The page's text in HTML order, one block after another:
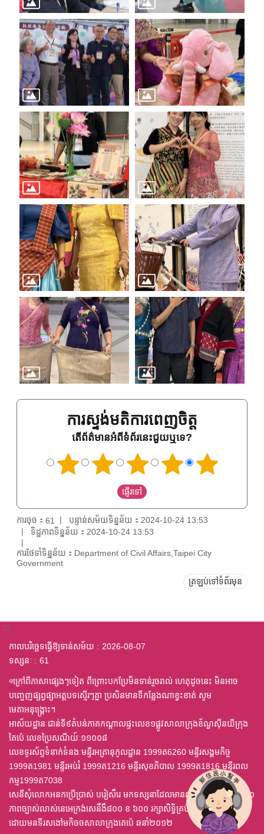
ការស្ទង់មតិការពេញចិត្ត
តើព័ត៌មានអំពីទំព័រនេះជួយឬទេ?
ការចុច： 61
បន្ទាន់សម័យទិន្នន័យ：2024-10-24 13:53
ទិដ្ឋភាពទិន្នន័យ：2024-10-24 13:53
ការថែទាំទិន្នន័យ：Department of Civil Affairs,Taipei City
Government
ត្រឡប់ទៅទំព័រមុន
:::
កាលបរិច្ឆេទធ្វើឱ្យទាន់សម័យ
2026-08-07
ទស្សនៈ
61
◎ក្រៅពីភាសាផ្សេងៗទៀត ពីព្រោះបកប្រែមិនទាន់រួចរាល់ ហេតុដូចនេះ មិនអាច
បញ្ចេញផ្សព្វផ្សាអត្តបទស្មើរៗគ្នា ប្រសិនមានទីកន្លែងណាខ្វះខាត់ សូម
មេតាអនុង្គ្រោះ។
អាស័យដ្ឋានៈជាន់ទី៩តំបន់ភាគកណ្តាលផ្ទះលេខ១ផ្លូវសាលាក្រុងខ័ណ្ឌស៊ីនយីក្រុង
តៃប៉េ លេខប្រៃសណីយ៍ៈ១១០០៨
លេខទូរស័ព្ទទំនាក់ទំនងៈមន្ទីរអត្រានុកូលដ្ឋាន 1999ត6260 មន្ទីរសង្គមកិច្ច
1999ត1981 មន្ទីរអប់រំ 1999ត1216 មន្ទីរសុខភិបាល 1999ត1816 មន្ទីរពល
កម្ម1999ត7038
សេនីសុំលោកអនកប្រើប្រាស់ បរៀសឹរេ មកទស្សនាដែលមានពុម្ព ឈុតឦលើស ៤,០
ភាពច្បាស់លាស់នេអេក្រង់សេនឹងឹ៨០០ ខ ៦០០ រក្សាសិទ្ធិគ្រប់យ៉ាង
ដោយមនទីរសងៅមកិចចសាលាក្រុងតេប៉េ ឆនាំ២០១២